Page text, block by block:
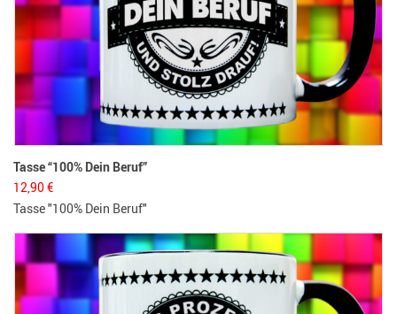
Tasse “100% Dein Beruf”
12,90€
Tasse "100% Dein Beruf"